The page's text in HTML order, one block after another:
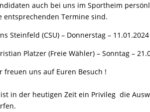
auch bei uns im Sportheim
entsprechenden Termine sind.
Steinfeld (CSU) – Donnerstag –
Platzer (Freie Wähler) – Sonntag –
freuen uns auf Euren Besuch !
ist in der heutigen Zeit ein Privileg die